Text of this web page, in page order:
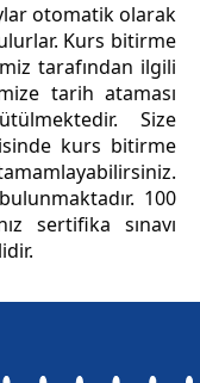
otomatik olarak
Kurs bitirme
tarafından ilgili
tarih ataması
Size
kurs bitirme
100
sertifika sınavı